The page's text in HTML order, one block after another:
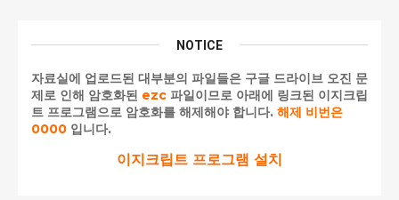
NOTICE
자료실에 업로드된 대부분의 파일들은 구글 드라이브 오진 문
제로 인해 암호화된 ezc 파일이므로 아래에 링크된 이지크립
트 프로그램으로 암호화를 해제해야 합니다. 해제 비번은
0000 입니다.
이지크립트 프로그램 설치